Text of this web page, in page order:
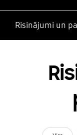
Risinājumi un